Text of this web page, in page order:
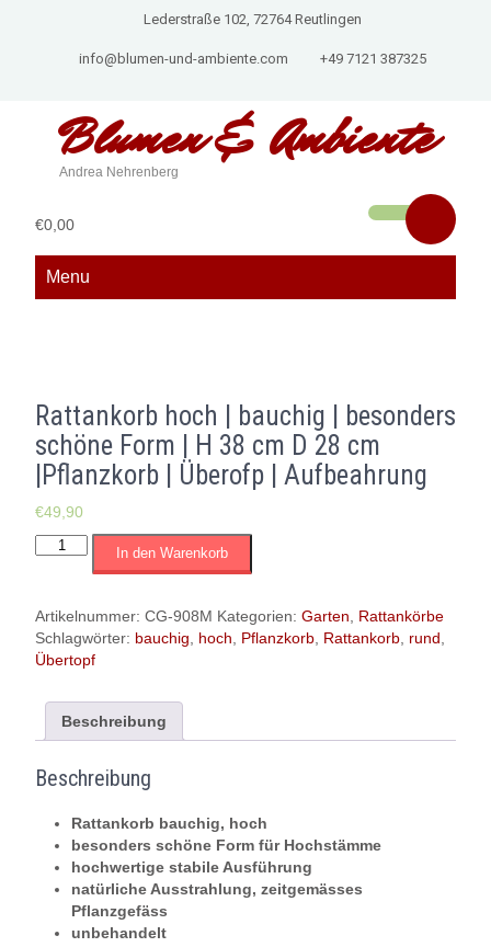
Lederstraße 102, 72764 Reutlingen
info@blumen-und-ambiente.com +49 7121 387325
Blumen &Ambiente
Andrea Nehrenberg
€0,00
Menu
Rattankorb hoch | bauchig | besonders
schöne Form | H 38 cm D 28 cm
|Pflanzkorb | Überofp | Aufbeahrung
€49,90
Rattankorb
bauchig
|
besonders
H
cm
|Pflanzkorb
Überofp
In den Warenkorb
Artikelnummer: CG-908M Kategorien: Garten
Rattankörbe
Schlagwörter: bauchig hoch Pflanzkorb Rattankorb rund
Übertopf
Beschreibung
Beschreibung
Rattankorb bauchig, hoch
besonders schöne Form für Hochstämme
hochwertige stabile Ausführung
natürliche Ausstrahlung, zeitgemässes
Pflanzgefäss
unbehandelt